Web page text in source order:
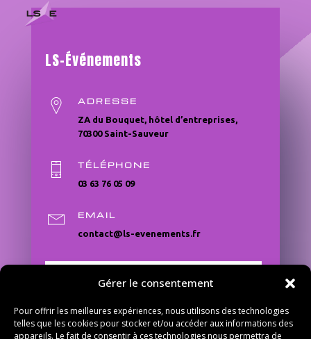
Gérer le consentement
Pour offrir les meilleures expériences, nous utilisons des technologies
telles que les cookies pour stocker et/ou accéder aux informations des
appareils. Le fait de consentir à ces technologies nous permettra de
LS-Événements
ADRESSE
ZA du Bouquet, hôtel d’entreprises,
70300 Saint-Sauveur
TÉLÉPHONE
03 63 76 05 09
EMAIL
contact@ls-evenements.fr
Nous envoyer un message